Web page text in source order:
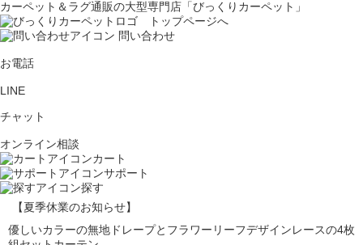
カーペット＆ラグ通販の大型専門店「びっくりカーペット」
問い合わせ
お電話
LINE
チャット
オンライン相談
カート
サポート
探す
【夏季休業のお知らせ】
優しいカラーの無地ドレープとフラワーリーフデザインレースの4枚